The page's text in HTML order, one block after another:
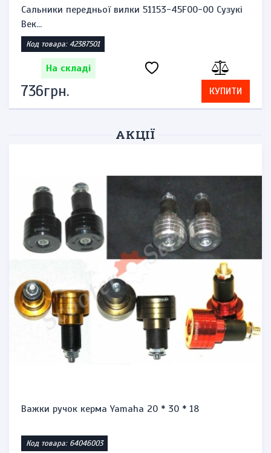
Сальники передньої вилки 51153-45F00-00 Сузукі
Век...
Код товара: 42387501
На складі
736грн. КУПИТИ
АКЦІЇ
Важки ручок керма Yamaha 20 * 30 * 18
Код товара: 64046003